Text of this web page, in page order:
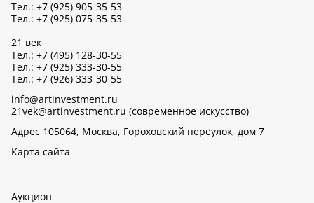
Тел.: +7 (925) 905-35-53
Тел.: +7 (925) 075-35-53
21 век
Тел.: +7 (495) 128-30-55
Тел.: +7 (925) 333-30-55
Тел.: +7 (926) 333-30-55
info@artinvestment.ru
21vek@artinvestment.ru (современное искусство)
Адрес 105064, Москва, Гороховский переулок, дом 7
Карта сайта
Аукцион